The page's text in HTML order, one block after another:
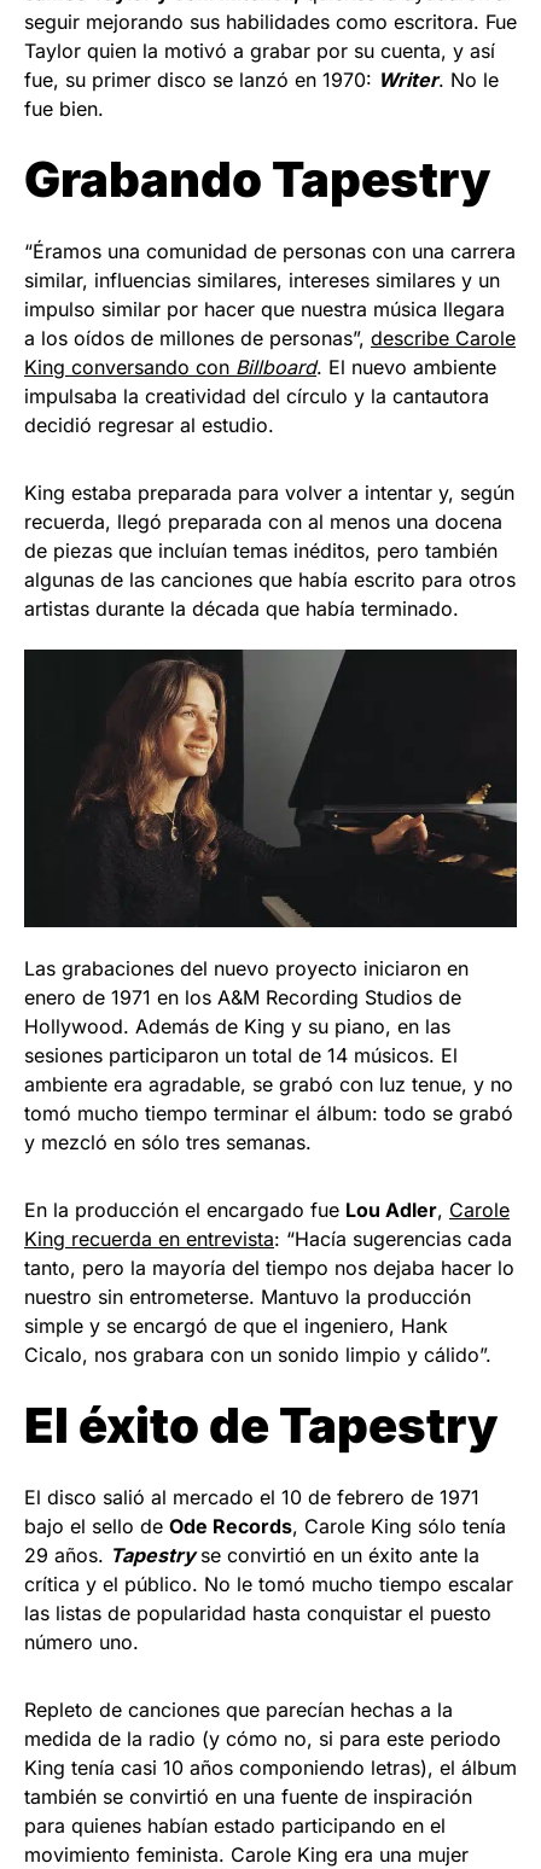
seguir mejorando sus habilidades como escritora. Fue
Taylor quien la motivó a grabar por su cuenta, y así
fue, su primer disco se lanzó en 1970: Writer. No le
fue bien.
Grabando Tapestry
“Éramos una comunidad de personas con una carrera
similar, influencias similares, intereses similares y un
impulso similar por hacer que nuestra música llegara
a los oídos de millones de personas”, describe Carole
King conversando con Billboard. El nuevo ambiente
impulsaba la creatividad del círculo y la cantautora
decidió regresar al estudio.
King estaba preparada para volver a intentar y, según
recuerda, llegó preparada con al menos una docena
de piezas que incluían temas inéditos, pero también
algunas de las canciones que había escrito para otros
artistas durante la década que había terminado.
Las grabaciones del nuevo proyecto iniciaron en
enero de 1971 en los A&M Recording Studios de
Hollywood. Además de King y su piano, en las
sesiones participaron un total de 14 músicos. El
ambiente era agradable, se grabó con luz tenue, y no
tomó mucho tiempo terminar el álbum: todo se grabó
y mezcló en sólo tres semanas.
En la producción el encargado fue Lou Adler, Carole
King recuerda en entrevista: “Hacía sugerencias cada
tanto, pero la mayoría del tiempo nos dejaba hacer lo
nuestro sin entrometerse. Mantuvo la producción
simple y se encargó de que el ingeniero, Hank
Cicalo, nos grabara con un sonido limpio y cálido”.
El éxito de Tapestry
El disco salió al mercado el 10 de febrero de 1971
bajo el sello de Ode Records, Carole King sólo tenía
29 años. Tapestryse convirtió en un éxito ante la
crítica y el público. No le tomó mucho tiempo escalar
las listas de popularidad hasta conquistar el puesto
número uno.
Repleto de canciones que parecían hechas a la
medida de la radio (y cómo no, si para este periodo
King tenía casi 10 años componiendo letras), el álbum
también se convirtió en una fuente de inspiración
para quienes habían estado participando en el
movimiento feminista. Carole King era una mujer